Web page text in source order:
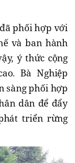
phối hợp với
và ban hành
ý thức cộng
Bà Nghiệp
sàng phối hợp
dân để đẩy
triển rừng